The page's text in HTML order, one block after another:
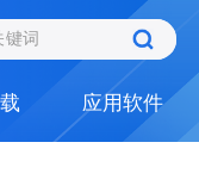
应用软件